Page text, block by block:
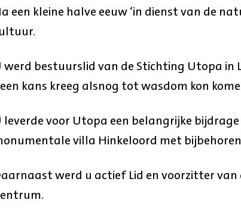
een kleine halve eeuw ‘in dienst van de
werd bestuurslid van de Stichting Utopa
kans kreeg alsnog tot wasdom kon
leverde voor Utopa een belangrijke
villa Hinkeloord met
werd u actief Lid en voorzitter van